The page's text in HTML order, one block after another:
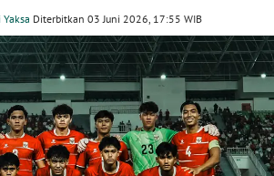
Diterbitkan 03 Juni 2026, 17:55 WIB